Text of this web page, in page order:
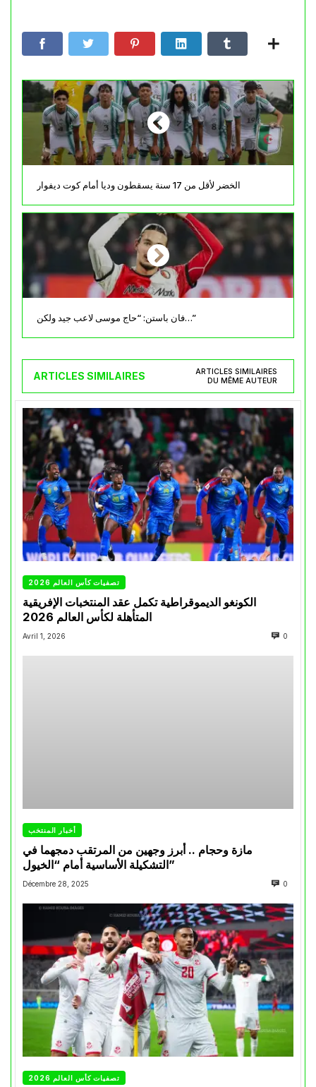
الخضر لأقل من 17 سنة يسقطون وديا أمام كوت ديفوار
فان باستن: “حاج موسى لاعب جيد ولكن…”
ARTICLES SIMILAIRES
ARTICLES SIMILAIRES
DU MÊME AUTEUR
تصفيات كأس العالم 2026
الكونغو الديموقراطية تكمل عقد المنتخبات الإفريقية
المتأهلة لكأس العالم 2026
Avril 1, 2026 0
أخبار المنتخب
مازة وحجام .. أبرز وجهين من المرتقب دمجهما في
التشكيلة الأساسية أمام “الخيول”
Décembre 28, 2025 0
تصفيات كأس العالم 2026